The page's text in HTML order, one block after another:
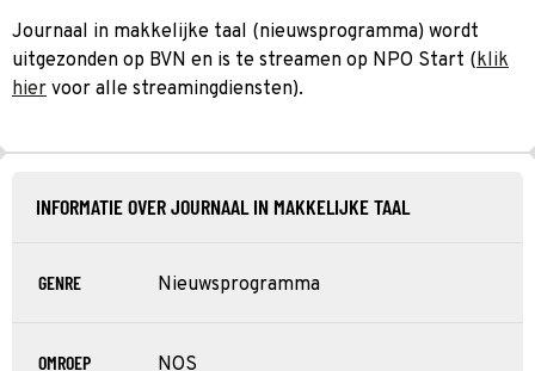
Journaal in makkelijke taal (nieuwsprogramma) wordt
uitgezonden op BVN en is te streamen op NPO Start (klik
hier voor alle streamingdiensten).
INFORMATIE OVER JOURNAAL IN MAKKELIJKE TAAL
GENRE Nieuwsprogramma
OMROEP NOS